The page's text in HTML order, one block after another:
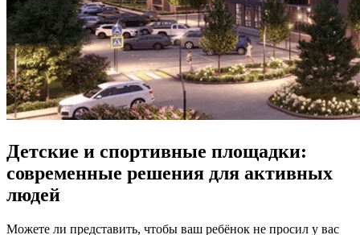
Детские и спортивные площадки:
современные решения для активных
людей
Можете ли представить, чтобы ваш ребёнок не просил у вас